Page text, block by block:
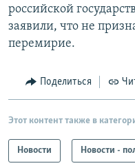
российской
заявили, что не
перемирие.
Поделиться
Этот контент также в
Новости Новости -